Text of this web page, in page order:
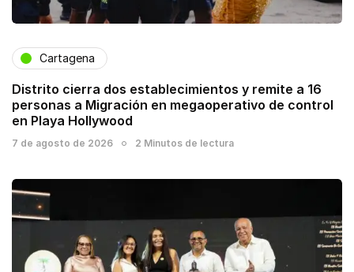
Cartagena
Distrito cierra dos establecimientos y remite a 16
personas a Migración en megaoperativo de control
en Playa Hollywood
7 de agosto de 2026 2 Minutos de lectura